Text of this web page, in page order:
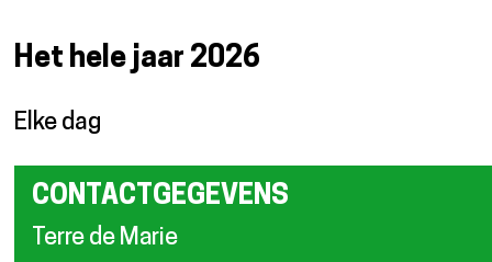
Het hele jaar 2026
Elke dag
CONTACTGEGEVENS
Terre de Marie